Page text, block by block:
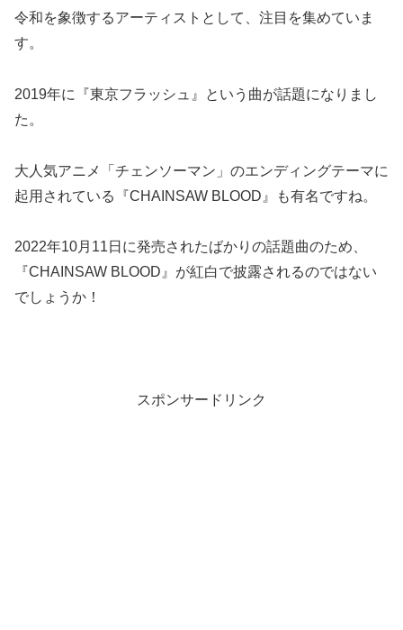
令和を象徴するアーティストとして、注目を集めていま
す。
2019年に『東京フラッシュ』という曲が話題になりまし
た。
大人気アニメ「チェンソーマン」のエンディングテーマに
起用されている『CHAINSAW BLOOD』も有名ですね。
2022年10月11日に発売されたばかりの話題曲のため、
『CHAINSAW BLOOD』が紅白で披露されるのではない
でしょうか！
スポンサードリンク